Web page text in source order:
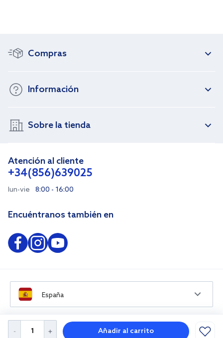
Añadir al carrito
Compras
Información
Sobre la tienda
Atención al cliente
+34(856)639025
lun-vie 8:00 - 16:00
Encuéntranos también en
España